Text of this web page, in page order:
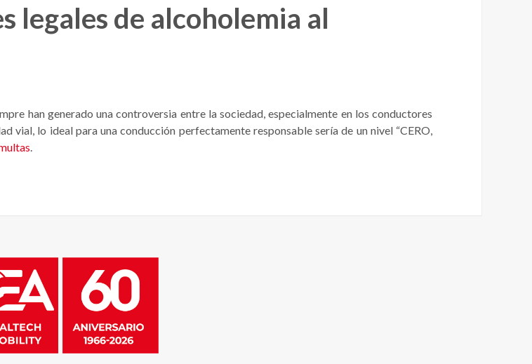
legales de alcoholemia al
han generado una controversia entre la sociedad, especialmente en los conductores
vial, lo ideal para una conducción perfectamente responsable sería de un nivel “CERO,
.